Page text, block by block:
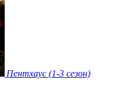
Пентхаус (1-3 сезон)